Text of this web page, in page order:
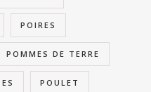
POIRES
POMMES DE TERRE
POULET